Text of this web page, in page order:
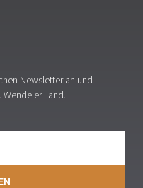
Newsletter an und
Land.